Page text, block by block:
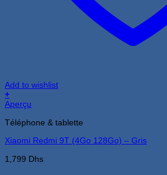
Add to wishlist
+
Aperçu
Téléphone & tablette
Xiaomi Redmi 9T (4Go 128Go) – Gris
1,799 Dhs